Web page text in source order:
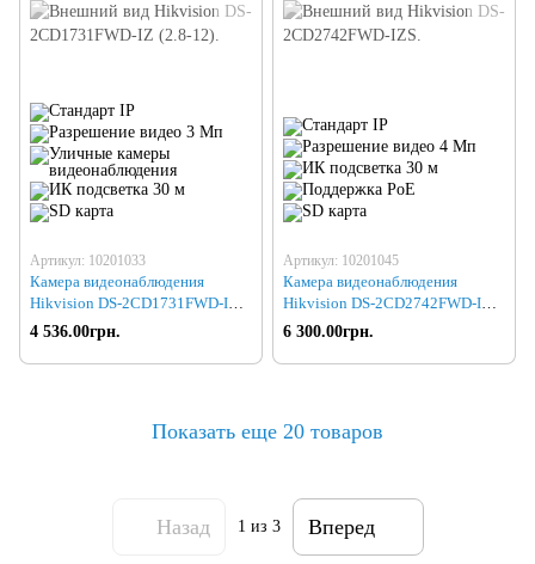
Артикул: 10201033
Камера видеонаблюдения
Hikvision DS-2CD1731FWD-IZ
(2.8-12)
4 536.00грн.
Артикул: 10201045
Камера видеонаблюдения
Hikvision DS-2CD2742FWD-IZS
(2.8-12)
6 300.00грн.
Показать еще 20 товаров
Назад 1 из 3 Вперед